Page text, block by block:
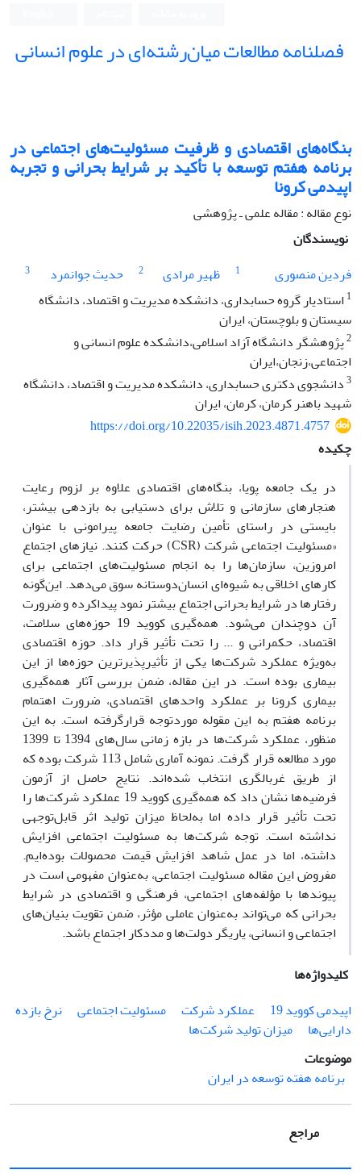
فصلنامه مطالعات میان‌رشته‌ای در علوم انسانی
بنگاه‌های اقتصادی و ظرفیت مسئولیت‌های اجتماعی در
برنامه هفتم توسعه با تأکید بر شرایط بحرانی و تجربه
اپیدمی کرونا
نوع مقاله : مقاله علمی ـ پژوهشی
نویسندگان
فردین منصوری
1 ظهیر مرادی 2 حدیث جوانمرد
3
1 استادیار گروه حسابداری، دانشکده مدیریت و اقتصاد، دانشگاه
سیستان و بلوچستان، ایران
2پژوهشگر دانشگاه آزاد اسلامی،دانشکده علوم انسانی و
اجتماعی،زنجان،ایران
3دانشجوی دکتری حسابداری، دانشکده مدیریت و اقتصاد، دانشگاه
شهید باهنر کرمان، کرمان، ایران
https://doi.org/10.22035/isih.2023.4871.4757
چکیده
در یک جامعه پویا، بنگاه‌های اقتصادی علاوه بر لزوم رعایت
هنجارهای سازمانی و تلاش برای دستیابی به بازدهی بیشتر،
بایستی در راستای تأمین رضایت جامعه پیرامونی با عنوان
«مسئولیت اجتماعی شرکت (CSR) حرکت کنند. نیازهای اجتماع
امروزین، سازمان‌ها را به انجام مسئولیت‌های اجتماعی برای
کارهای اخلاقی به شیوه‌ای انسان‌دوستانه سوق می‌دهد. این‌گونه
رفتارها در شرایط بحرانی اجتماع بیشتر نمود پیداکرده و ضرورت
آن دوچندان می‌شود. همه‌گیری کووید 19 حوزه‌های سلامت،
اقتصاد، حکمرانی و ... را تحت تأثیر قرار داد. حوزه اقتصادی
به‌ویژه عملکرد شرکت‌ها یکی از تأثیرپذیرترین حوزه‌ها از این
بیماری بوده است. در این مقاله، ضمن بررسی آثار همه‌گیری
بیماری کرونا بر عملکرد واحدهای اقتصادی، ضرورت اهتمام
برنامه هفتم به این مقوله موردتوجه قرارگرفته است. به این
منظور، عملکرد شرکت‌ها در بازه زمانی سال‌های 1394 تا 1399
مورد مطالعه قرار گرفت. نمونه آماری شامل 113 شرکت بوده که
از طریق غربالگری انتخاب شده‌اند. نتایج حاصل از آزمون
فرضیه‌ها نشان داد که همه‌گیری کووید 19 عملکرد شرکت‌ها را
تحت تأثیر قرار داده اما به‌لحاظ میزان تولید اثر قابل‌توجهی
نداشته است. توجه شرکت‌ها به مسئولیت اجتماعی افزایش
داشته، اما در عمل شاهد افزایش قیمت محصولات بوده‌ایم.
مفروض این مقاله مسئولیت اجتماعی،‌ به‌عنوان مفهومی است در
پیوندها با مؤلفه‌های اجتماعی، فرهنگی و اقتصادی در شرایط
بحرانی که می‌تواند به‌عنوان عاملی مؤثر، ضمن تقویت بنیان‌های
اجتماعی و انسانی، یاریگر دولت‌ها و مددکار اجتماع باشد.
کلیدواژه‌ها
اپیدمی کووید 19
عملکرد شرکت مسئولیت اجتماعی
نرخ بازده
دارایی‌ها
میزان تولید شرکت‌ها
موضوعات
برنامه هفته توسعه در ایران
مراجع